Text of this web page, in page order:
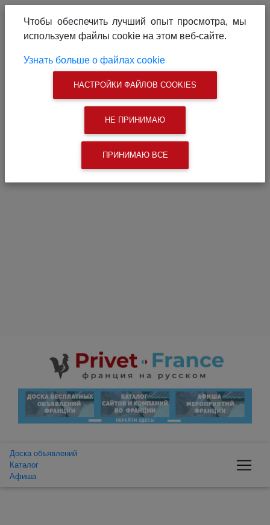
Связаться с нами
Поиск
Доска объявлений
Каталог
Афиша
Чтобы обеспечить лучший опыт просмотра, мы
используем файлы cookie на этом веб-сайте.
Узнать больше о файлах cookie